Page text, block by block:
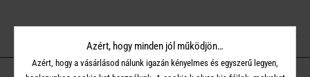
Azért, hogy minden jól működjön…
Azért, hogy a vásárlásod nálunk igazán kényelmes és egyszerű legyen,